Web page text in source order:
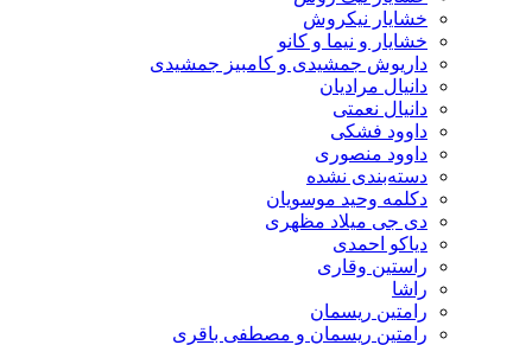
خشایار نیکروش
خشایار و نیما و کانو
داریوش جمشیدی و کامبیز جمشیدی
دانیال مرادیان
دانیال نعمتی
داوود فشکی
داوود منصوری
دسته‌بندی نشده
دکلمه وحید موسویان
دی جی میلاد مظهری
دیاکو احمدی
راستین وقاری
راشا
رامتین ریسمان
رامتین ریسمان و مصطفی باقری